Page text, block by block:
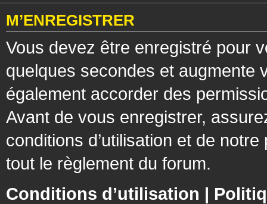
M’ENREGISTRER
Vous devez être enregistré pour
quelques secondes et augmente
également accorder des
Avant de vous enregistrer,
conditions d’utilisation et de
tout le règlement du forum.
Conditions d’utilisation |